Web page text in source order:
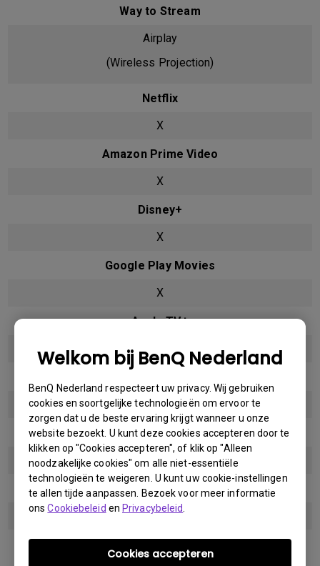
Welkom bij BenQ Nederland
BenQ Nederland respecteert uw privacy. Wij gebruiken
cookies en soortgelijke technologieën om ervoor te
zorgen dat u de beste ervaring krijgt wanneer u onze
website bezoekt. U kunt deze cookies accepteren door te
klikken op "Cookies accepteren", of klik op "Alleen
noodzakelijke cookies" om alle niet-essentiële
technologieën te weigeren. U kunt uw cookie-instellingen
te allen tijde aanpassen. Bezoek voor meer informatie
onsCookiebeleid enPrivacybeleid
Cookies accepteren
Way to Stream
Airplay
(Wireless Projection)
Netflix
X
Amazon Prime Video
X
Disney+
X
Google Play Movies
X
Apple TV+
O
HBO GO
X
HBO MAX
X
Device